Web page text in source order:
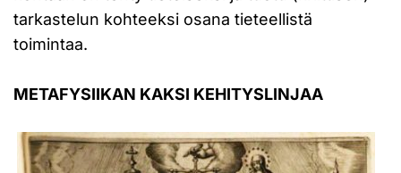
tarkastelun kohteeksi osana tieteellistä
toimintaa.
METAFYSIIKAN KAKSI KEHITYSLINJAA